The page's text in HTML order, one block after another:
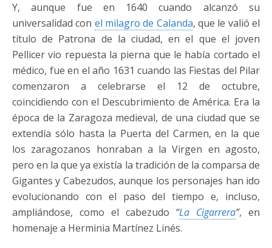
Y, aunque fue en 1640 cuando alcanzó su
universalidad con el milagro de Calanda, que le valió el
título de Patrona de la ciudad, en el que el joven
Pellicer vio repuesta la pierna que le había cortado el
médico, fue en el año 1631 cuando las Fiestas del Pilar
comenzaron a celebrarse el 12 de octubre,
coincidiendo con el Descubrimiento de América. Era la
época de la Zaragoza medieval, de una ciudad que se
extendía sólo hasta la Puerta del Carmen, en la que
los zaragozanos honraban a la Virgen en agosto,
pero en la que ya existía la tradición de la comparsa de
Gigantes y Cabezudos, aunque los personajes han ido
evolucionando con el paso del tiempo e, incluso,
ampliándose, como el cabezudo “La Cigarrera”, en
homenaje a Herminia Martínez Linés.